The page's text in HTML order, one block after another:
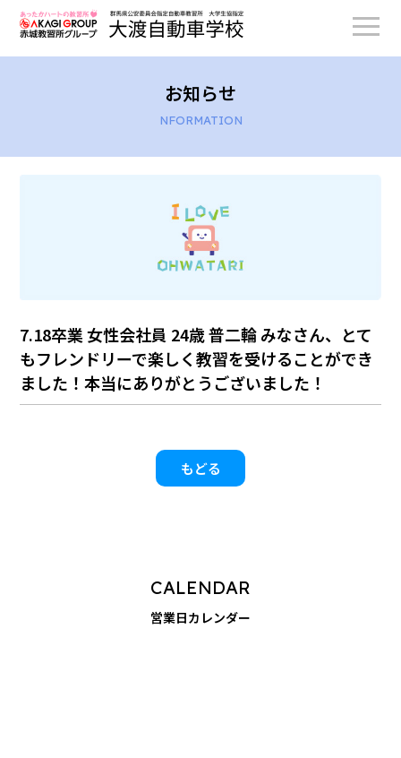
お知らせ
NFORMATION
7.18卒業 女性会社員 24歳 普二輪 みなさん、とて
もフレンドリーで楽しく教習を受けることができ
ました！本当にありがとうございました！
もどる
CALENDAR
営業日カレンダー